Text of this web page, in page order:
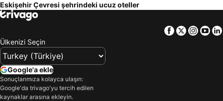
Arus Hotel
Buyuk Inci Hotel
Hilton Garden Inn Eskisehir
Sinada Otel
Hotel Dedepark
Formercity
Deda Thermal Hotel
Eskişehir Çevresi şehrindeki ucuz oteller
Facebook
Twitter
Ülkenizi Seçin
Google'a ekle
Sonuçlarımıza kolayca ulaşın:
Google'da trivago'yu tercih edilen
kaynaklar arasına ekleyin.